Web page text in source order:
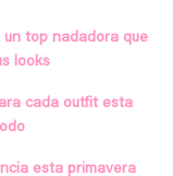
top nadadora que
looks
cada outfit esta
esta primavera